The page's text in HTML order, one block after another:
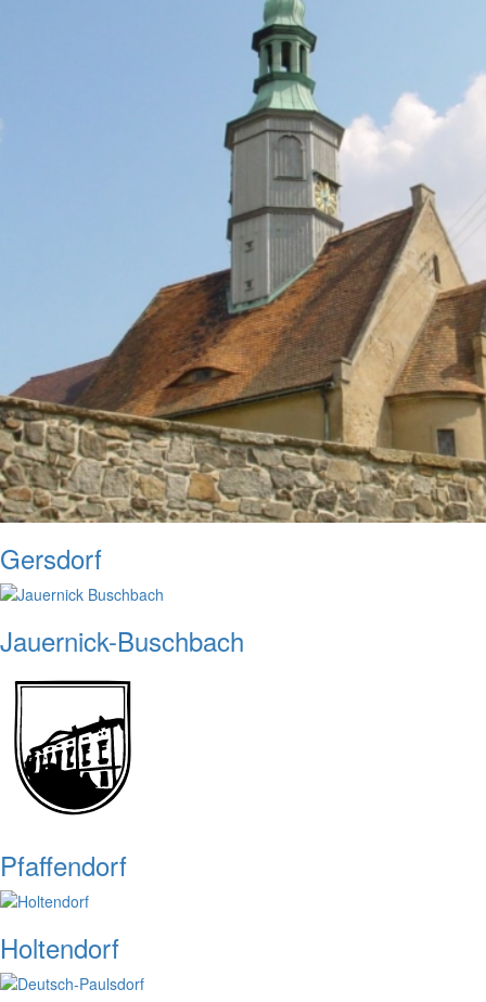
Gersdorf
Jauernick-Buschbach
Pfaffendorf
Holtendorf